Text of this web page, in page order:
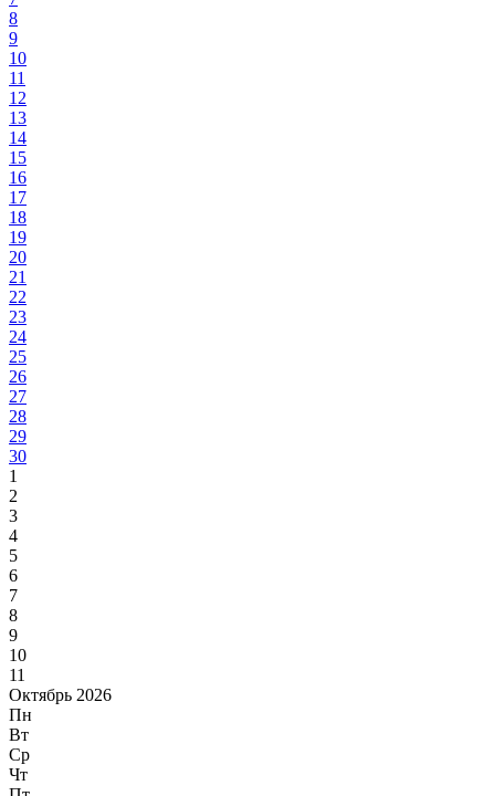
8
9
10
11
12
13
14
15
16
17
18
19
20
21
22
23
24
25
26
27
28
29
30
1
2
3
4
5
6
7
8
9
10
11
Октябрь 2026
Пн
Вт
Ср
Чт